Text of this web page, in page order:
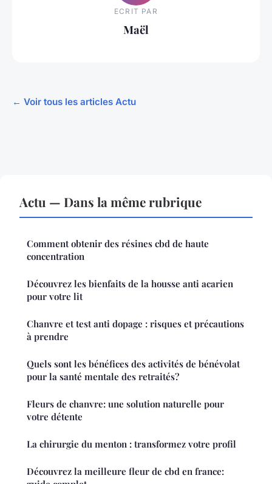
ECRIT PAR
Maël
← Voir tous les articles Actu
Actu — Dans la même rubrique
Comment obtenir des résines cbd de haute
concentration
Découvrez les bienfaits de la housse anti acarien
pour votre lit
Chanvre et test anti dopage : risques et précautions
à prendre
Quels sont les bénéfices des activités de bénévolat
pour la santé mentale des retraités?
Fleurs de chanvre: une solution naturelle pour
votre détente
La chirurgie du menton : transformez votre profil
Découvrez la meilleure fleur de cbd en france: